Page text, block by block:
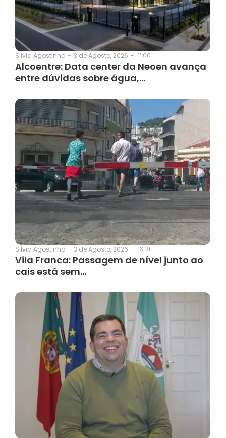
Silvia Agostinho - 3 de Agosto, 2026 - 11:00
Alcoentre: Data center da Neoen avança
entre dúvidas sobre água,…
Silvia Agostinho - 3 de Agosto, 2026 - 13:01
Vila Franca: Passagem de nível junto ao
cais está sem…